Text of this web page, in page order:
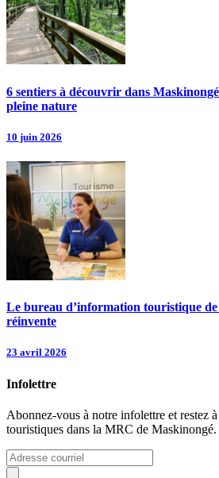
6 sentiers à découvrir dans
pleine nature
10 juin 2026
Le bureau d’information touristique de
réinvente
23 avril 2026
Infolettre
Abonnez-vous à notre infolettre et restez
touristiques dans la MRC de Maskinongé.